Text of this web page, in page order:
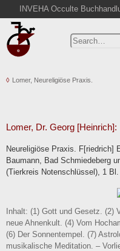
INVEHA Occulte
Home
Advanced Search
Cart
Contact
Terms
Privacy Policy
Imprint
Lomer, Neureligiöse Praxis.
Lomer, Dr. Georg [Heinrich]:
Neureligiöse Praxis. F[riedrich]
Baumann, Bad Schmiedeberg
(Tierkreis Notenschlüssel), 1
Inhalt: (1) Gott und Gesetz. (2)
neue Ahnenkult. (4) Vom
(6) Der Sonnentempel. (7)
musikalische Meditation. –